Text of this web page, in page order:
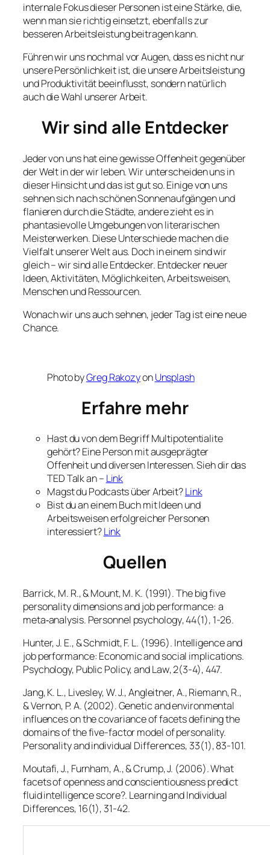
internale Fokus dieser Personen ist eine Stärke, die,
wenn man sie richtig einsetzt, ebenfalls zur
besseren Arbeitsleistung beitragen kann.
Führen wir uns nochmal vor Augen, dass es nicht nur
unsere Persönlichkeit ist, die unsere Arbeitsleistung
und Produktivität beeinflusst, sondern natürlich
auch die Wahl unserer Arbeit.
Wir sind alle Entdecker
Jeder von uns hat eine gewisse Offenheit gegenüber
der Welt in der wir leben. Wir unterscheiden uns in
dieser Hinsicht und das ist gut so. Einige von uns
sehnen sich nach schönen Sonnenaufgängen und
flanieren durch die Städte, andere zieht es in
phantasievolle Umgebungen von literarischen
Meisterwerken. Diese Unterschiede machen die
Vielfalt unserer Welt aus. Doch in einem sind wir
gleich – wir sind alle Entdecker. Entdecker neuer
Ideen, Aktivitäten, Möglichkeiten, Arbeitsweisen,
Menschen und Ressourcen.
Wonach wir uns auch sehnen, jeder Tag ist eine neue
Chance.
Photo byGreg RakozyonUnsplash
Erfahre mehr
Hast du von dem Begriff Multipotentialite
gehört? Eine Person mit ausgeprägter
Offenheit und diversen Interessen. Sieh dir das
TED Talk an – Link
Magst du Podcasts über Arbeit?Link
Bist du an einem Buch mit Ideen und
Arbeitsweisen erfolgreicher Personen
interessiert?Link
Quellen
Barrick, M. R., & Mount, M. K. (1991). The big five
personality dimensions and job performance: a
meta‐analysis. Personnel psychology,44(1), 1-26.
Hunter, J. E., & Schmidt, F. L. (1996). Intelligence and
job performance: Economic and social implications.
Psychology, Public Policy, and Law,2(3-4), 447.
Jang, K. L., Livesley, W. J., Angleitner, A., Riemann, R.,
& Vernon, P. A. (2002). Genetic and environmental
influences on the covariance of facets defining the
domains of the five-factor model of personality.
Personality and individual Differences, 33(1), 83-101.
Moutafi, J., Furnham, A., & Crump, J. (2006). What
facets of openness and conscientiousness predict
fluid intelligence score?. Learning and Individual
Differences, 16(1), 31-42.